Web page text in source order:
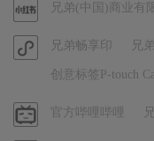
官
小
红
兄弟(中国)商业有
官
方
程
兄弟畅享印 兄
创意标签P-touch
哔官方哔哩哔哩